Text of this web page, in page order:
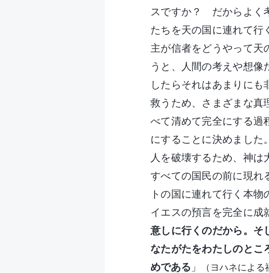
スですか？ だからよく
たちを天の国に連れて行
主が信者をどうやって天
うと、人間の考えや想像
したらそれはあまりに
救うため、さまざまな真
べて清めて完全にする過
にすることに決めました
人を破壊するため、神は
すべての国民の前に現れ
トの国に連れて行く本
イエスの預言を完全に成
意しに行くのだから。そ
なたがたをわたしのとこ
めである 」 （ヨハネによる